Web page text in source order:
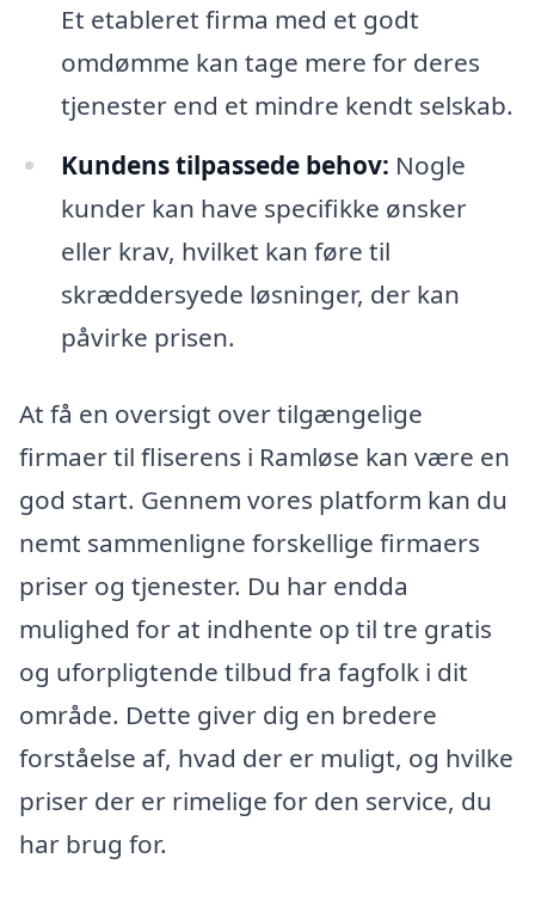
Et etableret firma med et godt
omdømme kan tage mere for deres
tjenester end et mindre kendt selskab.
Kundens tilpassede behov: Nogle
kunder kan have specifikke ønsker
eller krav, hvilket kan føre til
skræddersyede løsninger, der kan
påvirke prisen.
At få en oversigt over tilgængelige
firmaer til fliserens i Ramløse kan være en
god start. Gennem vores platform kan du
nemt sammenligne forskellige firmaers
priser og tjenester. Du har endda
mulighed for at indhente op til tre gratis
og uforpligtende tilbud fra fagfolk i dit
område. Dette giver dig en bredere
forståelse af, hvad der er muligt, og hvilke
priser der er rimelige for den service, du
har brug for.